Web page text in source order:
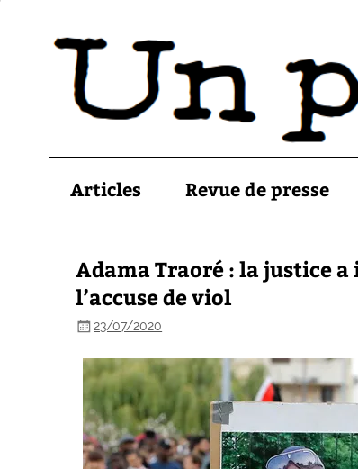
Articles Revue de presse
Adama Traoré : la justice
l’accuse de viol
23/07/2020